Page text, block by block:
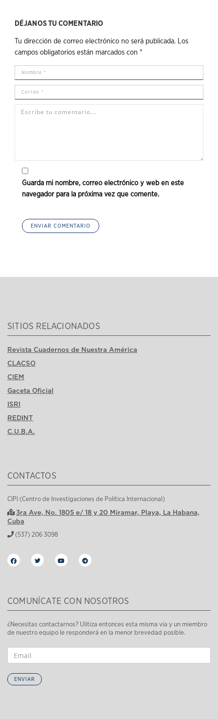
DÉJANOS TU COMENTARIO
Tu dirección de correo electrónico no será publicada.
Los
campos obligatorios están marcados con *
Guarda mi nombre, correo electrónico y web en este
navegador para la próxima vez que comente.
SITIOS RELACIONADOS
Revista Cuadernos de Nuestra América
CLACSO
CIEM
Gaceta Oficial
ISRI
REDINT
C.U.B.A.
CONTACTOS
CIPI (Centro de Investigaciones de Política Internacional)
3ra Ave, No. 1805 e/ 18 y 20 Miramar, Playa, La Habana,
Cuba
(537) 206 3098
COMUNÍCATE CON NOSOTROS
¿Necesitas contactarnos? Ulitiza entonces esta misma vía y un miembro
de nuestro equipo le responderá en la menor brevedad posible.
ENVIAR